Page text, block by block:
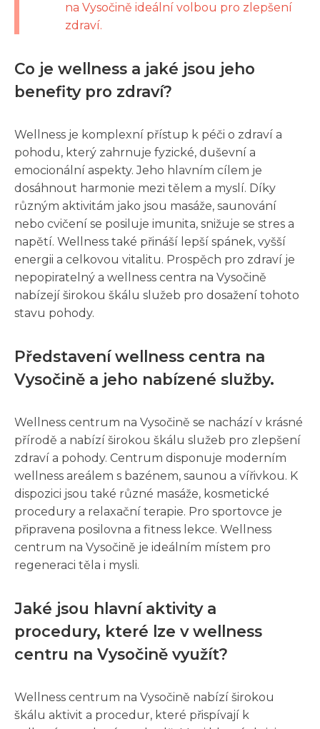
na Vysočině ideální volbou pro zlepšení
zdraví.
Co je wellness a jaké jsou jeho
benefity pro zdraví?
Wellness je komplexní přístup k péči o zdraví a
pohodu, který zahrnuje fyzické, duševní a
emocionální aspekty. Jeho hlavním cílem je
dosáhnout harmonie mezi tělem a myslí. Díky
různým aktivitám jako jsou masáže, saunování
nebo cvičení se posiluje imunita, snižuje se stres a
napětí. Wellness také přináší lepší spánek, vyšší
energii a celkovou vitalitu. Prospěch pro zdraví je
nepopiratelný a wellness centra na Vysočině
nabízejí širokou škálu služeb pro dosažení tohoto
stavu pohody.
Představení wellness centra na
Vysočině a jeho nabízené služby.
Wellness centrum na Vysočině se nachází v krásné
přírodě a nabízí širokou škálu služeb pro zlepšení
zdraví a pohody. Centrum disponuje moderním
wellness areálem s bazénem, saunou a vířivkou. K
dispozici jsou také různé masáže, kosmetické
procedury a relaxační terapie. Pro sportovce je
připravena posilovna a fitness lekce. Wellness
centrum na Vysočině je ideálním místem pro
regeneraci těla i mysli.
Jaké jsou hlavní aktivity a
procedury, které lze v wellness
centru na Vysočině využít?
Wellness centrum na Vysočině nabízí širokou
škálu aktivit a procedur, které přispívají k